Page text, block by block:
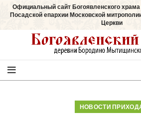
Официальный сайт Богоявленского
Посадской епархии Московской
Церкви
НОВОСТИ